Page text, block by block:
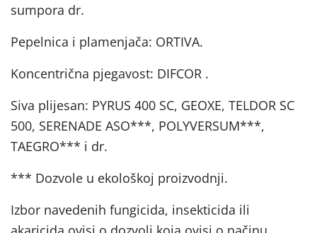
sumpora dr.
Pepelnica i plamenjača: ORTIVA.
Koncentrična pjegavost: DIFCOR .
Siva plijesan: PYRUS 400 SC, GEOXE, TELDOR SC
500, SERENADE ASO***, POLYVERSUM***,
TAEGRO*** i dr.
*** Dozvole u ekološkoj proizvodnji.
Izbor navedenih fungicida, insekticida ili